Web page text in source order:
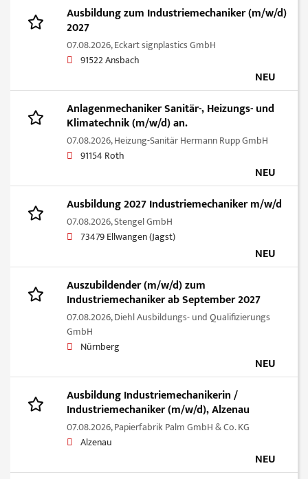
Ausbildung zum Industriemechaniker (m/w/d)
2027
07.08.2026,Eckart signplastics GmbH
91522 Ansbach
NEU
Anlagenmechaniker Sanitär-, Heizungs- und
Klimatechnik (m/w/d) an.
07.08.2026,Heizung-Sanitär Hermann Rupp GmbH
91154 Roth
NEU
Ausbildung 2027 Industriemechaniker m/w/d
07.08.2026,Stengel GmbH
73479 Ellwangen (Jagst)
NEU
Auszubildender (m/w/d) zum
Industriemechaniker ab September 2027
07.08.2026,Diehl Ausbildungs- und Qualifizierungs
GmbH
Nürnberg
NEU
Ausbildung Industriemechanikerin /
Industriemechaniker (m/w/d), Alzenau
07.08.2026,Papierfabrik Palm GmbH & Co. KG
Alzenau
NEU